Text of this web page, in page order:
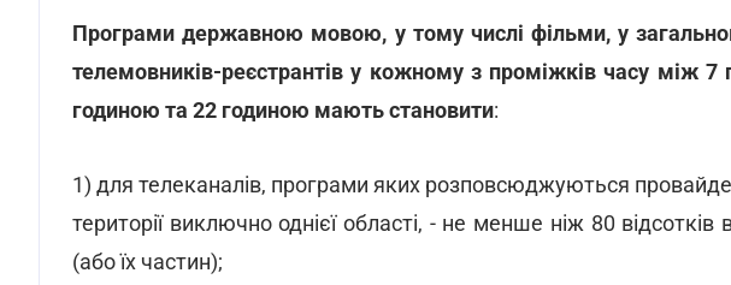
Програми державною мовою, у тому числі фільми, у
телемовників-реєстрантів у кожному з проміжків часу між
годиною та 22 годиною мають становити:
1) для телеканалів, програми яких розповсюджуються
території виключно однієї області, - не менше ніж 80 відсотків
(або їх частин);